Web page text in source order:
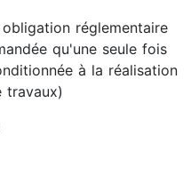
réglementaire
qu'une seule fois
à la réalisation
travaux)